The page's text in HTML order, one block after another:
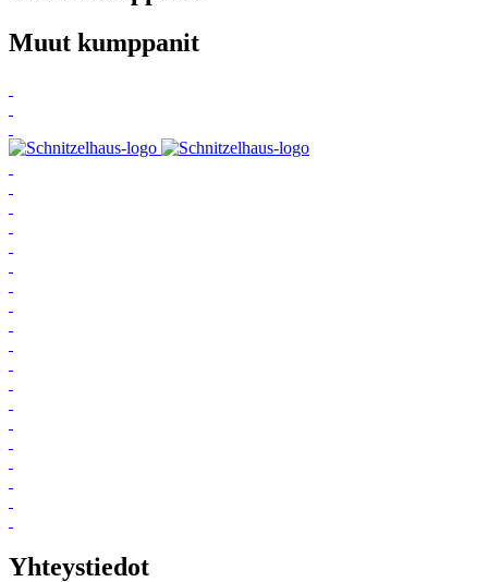
Muut kumppanit
Yhteystiedot